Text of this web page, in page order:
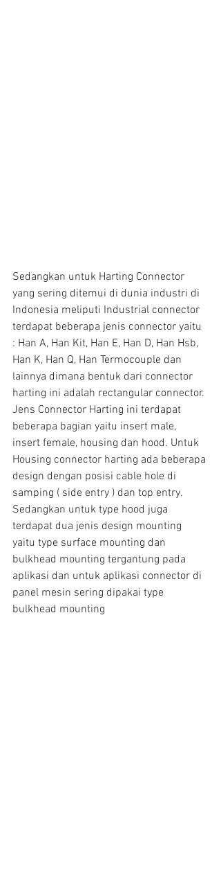
Sedangkan untuk Harting Connector
yang sering ditemui di dunia industri di
Indonesia meliputi Industrial connector
terdapat beberapa jenis connector yaitu
: Han A, Han Kit, Han E, Han D, Han Hsb,
Han K, Han Q, Han Termocouple dan
lainnya dimana bentuk dari connector
harting ini adalah rectangular connector.
Jens Connector Harting ini terdapat
beberapa bagian yaitu insert male,
insert female, housing dan hood. Untuk
Housing connector harting ada beberapa
design dengan posisi cable hole di
samping ( side entry ) dan top entry.
Sedangkan untuk type hood juga
terdapat dua jenis design mounting
yaitu type surface mounting dan
bulkhead mounting tergantung pada
aplikasi dan untuk aplikasi connector di
panel mesin sering dipakai type
bulkhead mounting